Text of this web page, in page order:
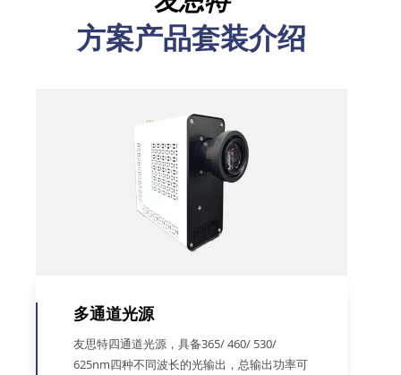
方案产品套装介绍
多通道光源
友思特四通道光源，具备365/ 460/ 530/
625nm四种不同波长的光输出，总输出功率可